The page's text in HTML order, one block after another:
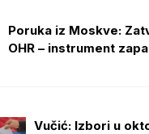
Poruka iz Moskve:
OHR – instrument
Vučić: Izbori u